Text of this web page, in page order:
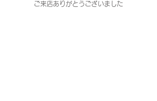
ご来店ありがとうございました